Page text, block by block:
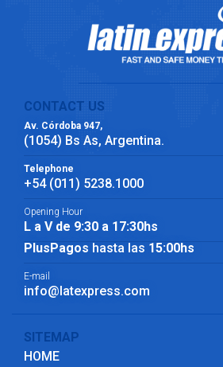
CONTACT US
Av. Córdoba 947,
(1054) Bs As, Argentina.
Telephone
+54 (011) 5238.1000
Opening Hour
L a V de 9:30 a 17:30hs
PlusPagos hasta las 15:00hs
E-mail
info@latexpress.com
SITEMAP
HOME